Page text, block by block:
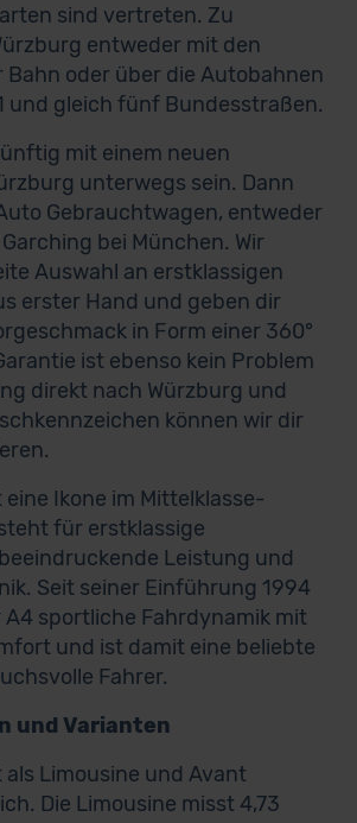
sind vertreten. Zu
entweder mit den
Bahn oder über die Autobahnen
und gleich fünf Bundesstraßen.
mit einem neuen
unterwegs sein. Dann
Gebrauchtwagen, entweder
bei München. Wir
Auswahl an erstklassigen
erster Hand und geben dir
in Form einer 360°
ist ebenso kein Problem
direkt nach Würzburg und
können wir dir
eine Ikone im Mittelklasse-
für erstklassige
Leistung und
Seit seiner Einführung 1994
sportliche Fahrdynamik mit
und ist damit eine beliebte
Fahrer.
und Varianten
als Limousine und Avant
Die Limousine misst 4,73